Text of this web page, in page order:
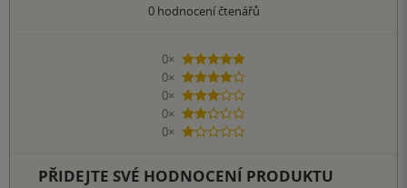
0hodnocení čtenářů
0×
5 hvězdiček
0×
4 hvězdičky
0×
3 hvězdičky
0×
2 hvězdičky
0×
1 hvezdička
PŘIDEJTE SVÉ HODNOCENÍ PRODUKTU